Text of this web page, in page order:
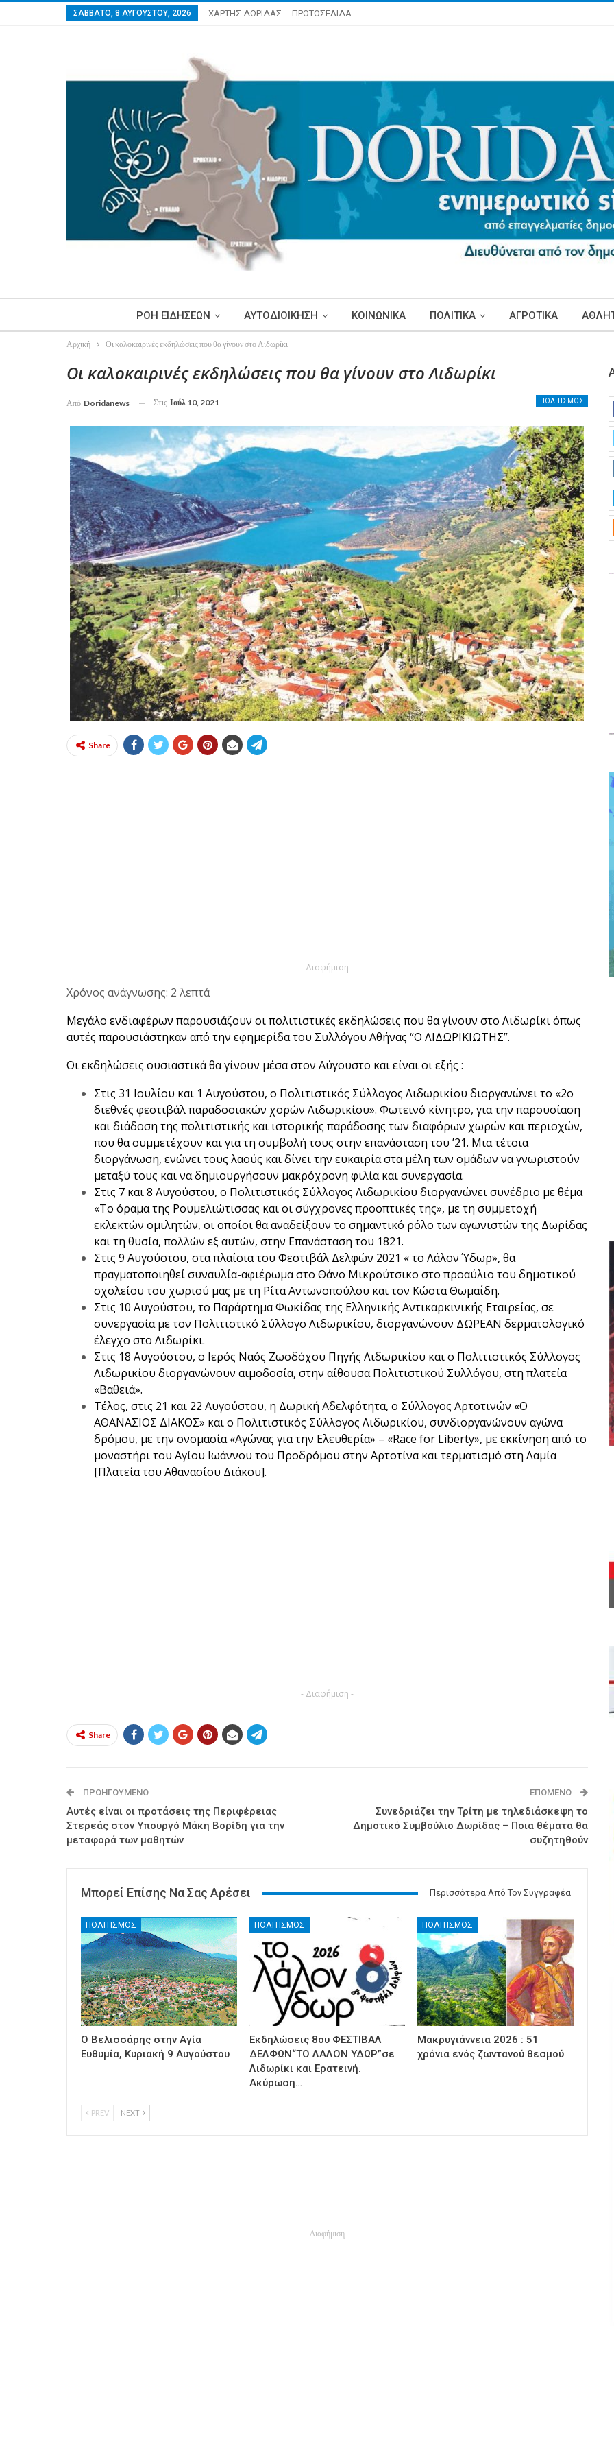
ΣΆΒΒΑΤΟ, 8 ΑΥΓΟΎΣΤΟΥ, 2026 ΧΑΡΤΗΣ ΔΩΡΙΔΑΣ ΠΡΩΤΟΣΕΛΙΔΑ
ΡΟΗ ΕΙΔΗΣΕΩΝ ΑΥΤΟΔΙΟΙΚΗΣΗ ΚΟΙΝΩΝΙΚΑ ΠΟΛΙΤΙΚΑ ΑΓΡΟΤΙΚΑ
Αρχική Οι καλοκαιρινές εκδηλώσεις που θα γίνουν στο Λιδωρίκι
Οι καλοκαιρινές εκδηλώσεις που θα γίνουν στο Λιδωρίκι
ΠΟΛΙΤΙΣΜΟΣ
Από Doridanews Στις Ιούλ 10, 2021
Share
- Διαφήμιση -
Χρόνος ανάγνωσης: 2 λεπτά
Μεγάλο ενδιαφέρων παρουσιάζουν οι πολιτιστικές εκδηλώσεις που θα γίνουν στο Λιδωρίκι όπως
αυτές παρουσιάστηκαν από την εφημερίδα του Συλλόγου Αθήνας “Ο ΛΙΔΩΡΙΚΙΩΤΗΣ”.
Οι εκδηλώσεις ουσιαστικά θα γίνουν μέσα στον Αύγουστο και είναι οι εξής :
Στις 31 Ιουλίου και 1 Αυγούστου, ο Πολιτιστικός Σύλλογος Λιδωρικίου διοργανώνει το «2ο
διεθνές φεστιβάλ παραδοσιακών χορών Λιδωρικίου». Φωτεινό κίνητρο, για την παρουσίαση
και διάδοση της πολιτιστικής και ιστορικής παράδοσης των διαφόρων χωρών και περιοχών,
που θα συμμετέχουν και για τη συμβολή τους στην επανάσταση του ’21. Μια τέτοια
διοργάνωση, ενώνει τους λαούς και δίνει την ευκαιρία στα μέλη των ομάδων να γνωριστούν
μεταξύ τους και να δημιουργήσουν μακρόχρονη φιλία και συνεργασία.
Στις 7 και 8 Αυγούστου, ο Πολιτιστικός Σύλλογος Λιδωρικίου διοργανώνει συνέδριο με θέμα
«Το όραμα της Ρουμελιώτισσας και οι σύγχρονες προοπτικές της», με τη συμμετοχή
εκλεκτών ομιλητών, οι οποίοι θα αναδείξουν το σημαντικό ρόλο των αγωνιστών της Δωρίδας
και τη θυσία, πολλών εξ αυτών, στην Επανάσταση του 1821.
Στις 9 Αυγούστου, στα πλαίσια του Φεστιβάλ Δελφών 2021 « το Λάλον Ύδωρ», θα
πραγματοποιηθεί συναυλία-αφιέρωμα στο Θάνο Μικρούτσικο στο προαύλιο του δημοτικού
σχολείου του χωριού μας με τη Ρίτα Αντωνοπούλου και τον Κώστα Θωμαΐδη.
Στις 10 Αυγούστου, το Παράρτημα Φωκίδας της Ελληνικής Αντικαρκινικής Εταιρείας, σε
συνεργασία με τον Πολιτιστικό Σύλλογο Λιδωρικίου, διοργανώνουν ΔΩΡΕΑΝ δερματολογικό
έλεγχο στο Λιδωρίκι.
Στις 18 Αυγούστου, ο Ιερός Ναός Ζωοδόχου Πηγής Λιδωρικίου και ο Πολιτιστικός Σύλλογος
Λιδωρικίου διοργανώνουν αιμοδοσία, στην αίθουσα Πολιτιστικού Συλλόγου, στη πλατεία
«Βαθειά».
Τέλος, στις 21 και 22 Αυγούστου, η Δωρική Αδελφότητα, ο Σύλλογος Αρτοτινών «Ο
ΑΘΑΝΑΣΙΟΣ ΔΙΑΚΟΣ» και ο Πολιτιστικός Σύλλογος Λιδωρικίου, συνδιοργανώνουν αγώνα
δρόμου, με την ονομασία «Αγώνας για την Ελευθερία» – «Race for Liberty», με εκκίνηση από το
μοναστήρι του Αγίου Ιωάννου του Προδρόμου στην Αρτοτίνα και τερματισμό στη Λαμία
[Πλατεία του Αθανασίου Διάκου].
- Διαφήμιση -
Share
ΠΡΟΗΓΟΎΜΕΝΟ
Αυτές είναι οι προτάσεις της Περιφέρειας
Στερεάς στον Υπουργό Μάκη Βορίδη για την
μεταφορά των μαθητών
ΕΠΌΜΕΝΟ
Συνεδριάζει την Τρίτη με τηλεδιάσκεψη το
Δημοτικό Συμβούλιο Δωρίδας – Ποια θέματα θα
συζητηθούν
Μπορεί Επίσης Να Σας Αρέσει Περισσότερα Από Τον Συγγραφέα
ΠΟΛΙΤΙΣΜΟΣ
Ο Βελισσάρης στην Αγία
Ευθυμία, Κυριακή 9 Αυγούστου
ΠΟΛΙΤΙΣΜΟΣ
Εκδηλώσεις 8ου ΦΕΣΤΙΒΑΛ
ΔΕΛΦΩΝ“ΤΟ ΛΑΛΟΝ ΥΔΩΡ”σε
Λιδωρίκι και Ερατεινή.
Ακύρωση…
ΠΟΛΙΤΙΣΜΟΣ
Μακρυγιάννεια 2026 : 51
χρόνια ενός ζωντανού θεσμού
PREV NEXT
- Διαφήμιση -